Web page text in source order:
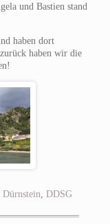
und Bastien stand
haben dort
haben wir die
Dürnstein DDSG